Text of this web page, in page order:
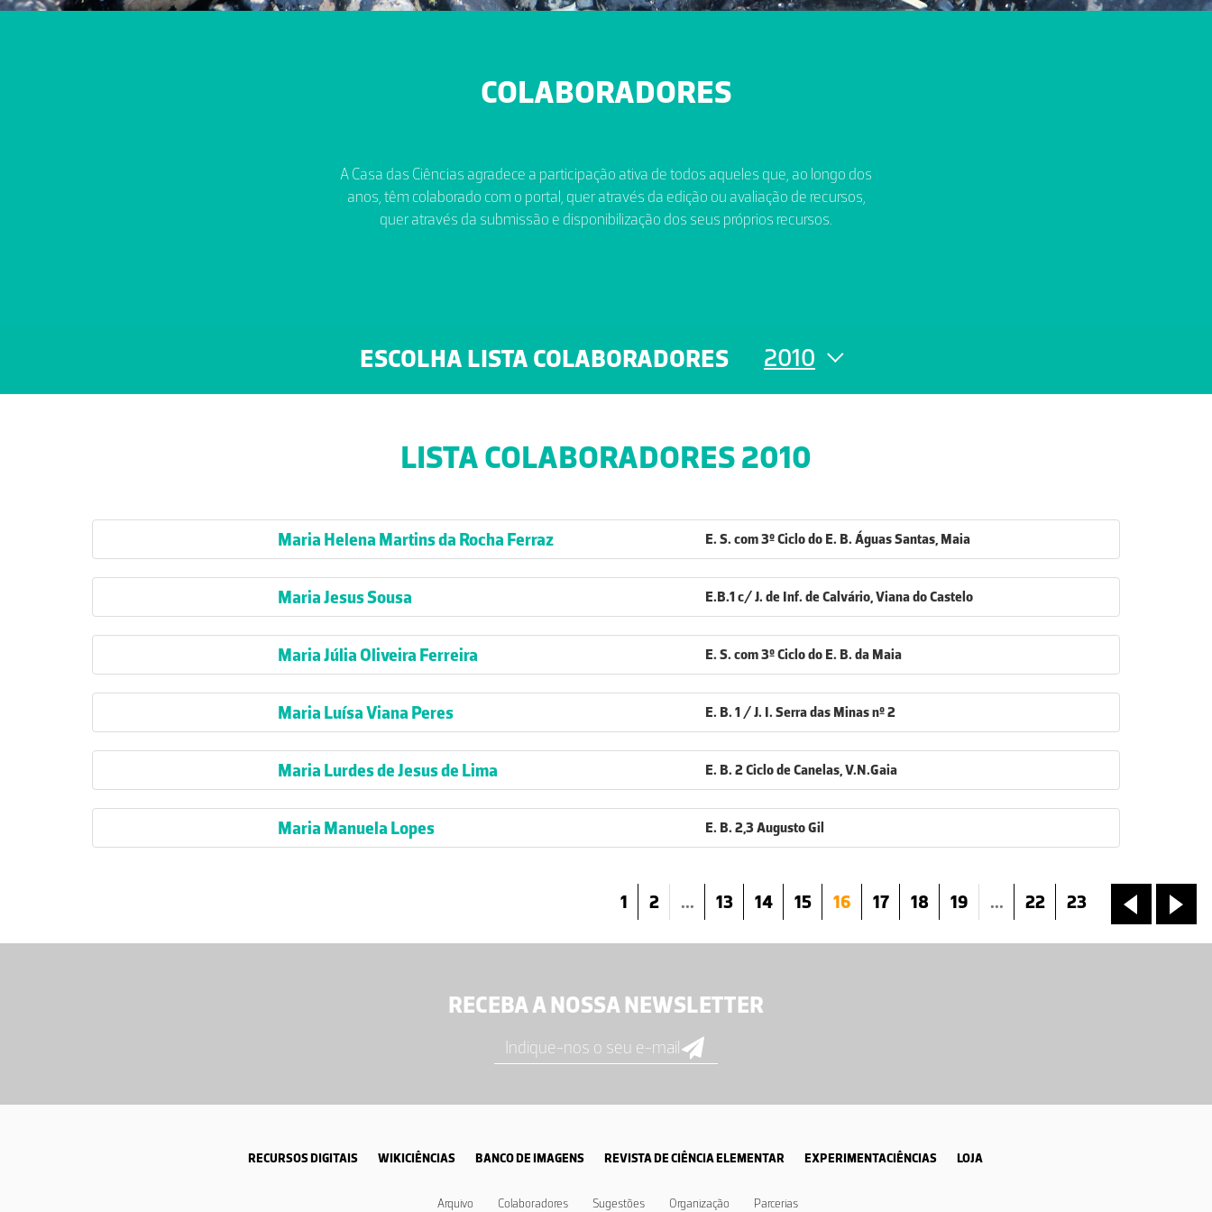
COLABORADORES
A Casa das Ciências agradece a participação ativa de todos aqueles que, ao longo dos
anos, têm colaborado com o portal, quer através da edição ou avaliação de recursos,
quer através da submissão e disponibilização dos seus próprios recursos.
ESCOLHA LISTA COLABORADORES 2010
LISTA COLABORADORES 2010
Maria Helena Martins da Rocha Ferraz E. S. com 3º Ciclo do E. B. Águas Santas, Maia
Maria Jesus Sousa E.B.1 c/ J. de Inf. de Calvário, Viana do Castelo
Maria Júlia Oliveira Ferreira E. S. com 3º Ciclo do E. B. da Maia
Maria Luísa Viana Peres E. B. 1 / J. I. Serra das Minas nº 2
Maria Lurdes de Jesus de Lima E. B. 2 Ciclo de Canelas, V.N.Gaia
Maria Manuela Lopes E. B. 2,3 Augusto Gil
«
1 2 ... 13 14 15 16 17 18 19 ... 22 23 »
RECEBA A NOSSA NEWSLETTER
RECURSOS DIGITAIS WIKICIÊNCIAS BANCO DE IMAGENS REVISTA DE CIÊNCIA ELEMENTAR EXPERIMENTACIÊNCIAS LOJA
Arquivo Colaboradores Sugestões Organização Parcerias